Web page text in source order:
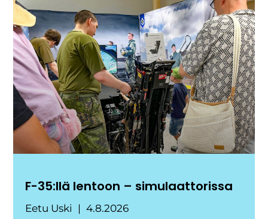
F-35:llä lentoon – simulaattorissa
Eetu Uski 4.8.2026